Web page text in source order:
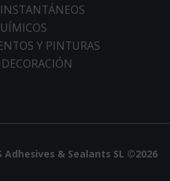
Y PINTURAS
Adhesives & Sealants SL ©2026